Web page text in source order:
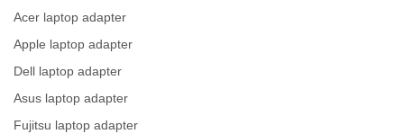
Acer laptop adapter
Apple laptop adapter
Dell laptop adapter
Asus laptop adapter
Fujitsu laptop adapter